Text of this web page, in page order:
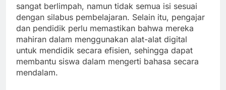
sangat berlimpah, namun tidak semua isi sesuai
dengan silabus pembelajaran. Selain itu, pengajar
dan pendidik perlu memastikan bahwa mereka
mahiran dalam menggunakan alat-alat digital
untuk mendidik secara efisien, sehingga dapat
membantu siswa dalam mengerti bahasa secara
mendalam.